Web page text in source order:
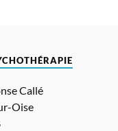
Callé
Oise